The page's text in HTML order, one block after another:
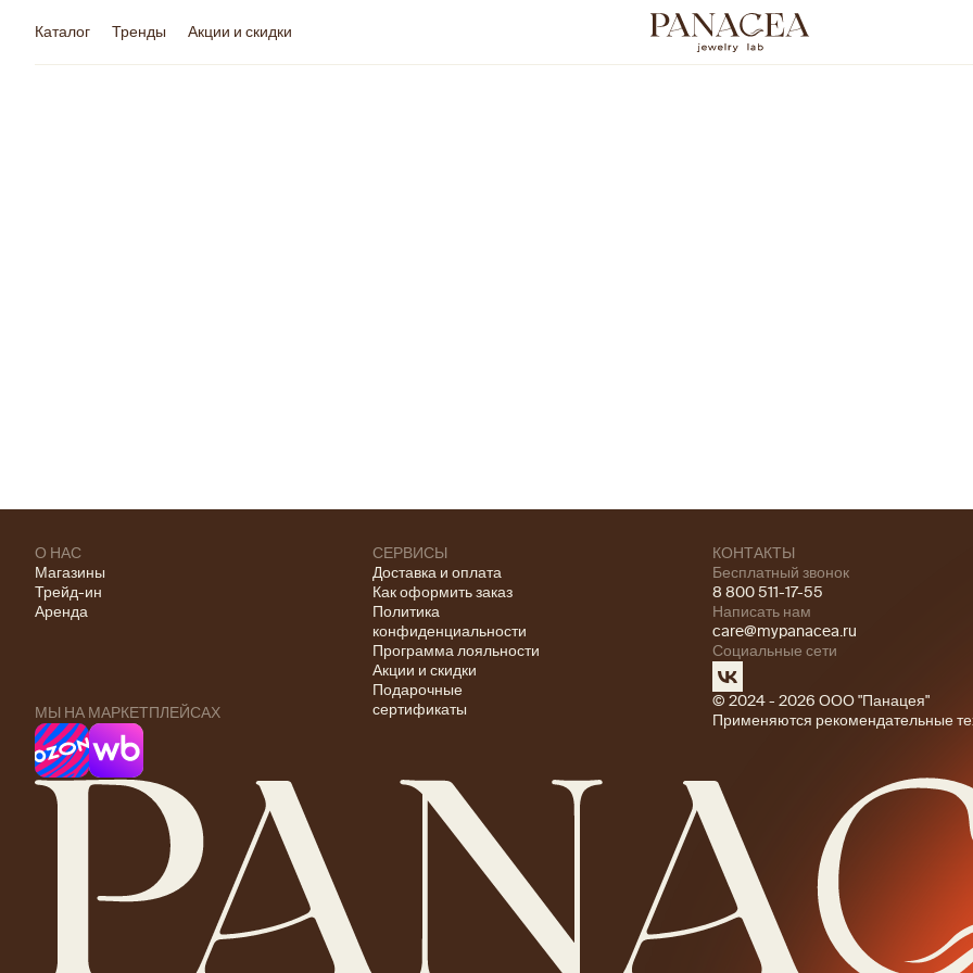
Каталог Тренды Акции и скидки
О НАС
Магазины
Трейд-ин
Аренда
МЫ НА МАРКЕТПЛЕЙСАХ
СЕРВИСЫ
Доставка и оплата
Как оформить заказ
Политика
конфиденциальности
Программа лояльности
Акции и скидки
Подарочные
сертификаты
КОНТАКТЫ
Бесплатный звонок
8 800 511-17-55
Написать нам
care@mypanacea.ru
Социальные сети
© 2024 - 2026 ООО "Панацея"
Применяются рекомендательные